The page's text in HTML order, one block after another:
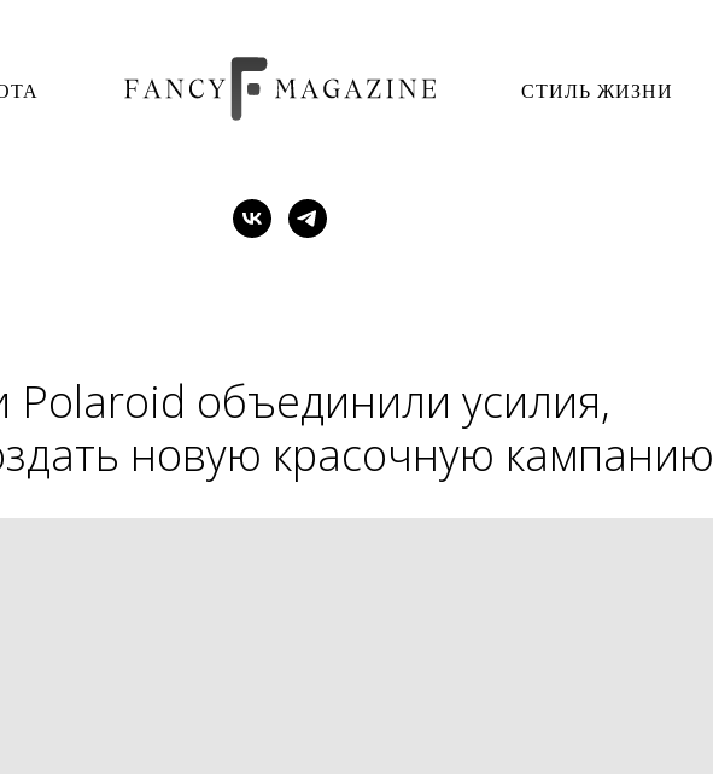
СТИЛЬ ЖИЗНИ
Polaroid объединили усилия,
новую красочную кампанию